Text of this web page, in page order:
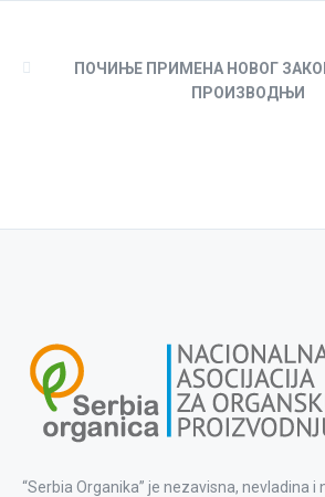
ПОЧИЊЕ ПРИМЕНА НОВОГ
ПРОИЗВОДЊИ
“Serbia Organika” je nezavisna, nevladina i